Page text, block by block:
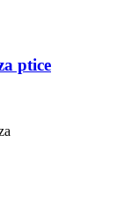
ptice